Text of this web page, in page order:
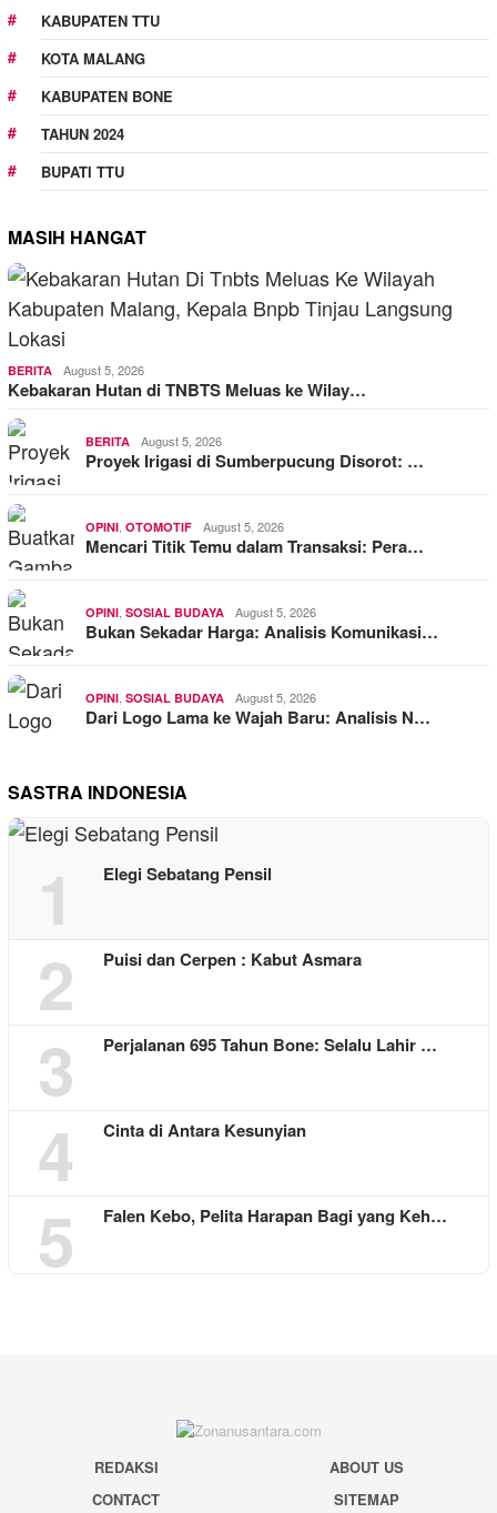
KABUPATEN TTU
KOTA MALANG
KABUPATEN BONE
TAHUN 2024
BUPATI TTU
MASIH HANGAT
BERITA August 5, 2026
Kebakaran Hutan di TNBTS Meluas ke Wilay…
BERITA August 5, 2026
Proyek Irigasi di Sumberpucung Disorot: …
OPINI, OTOMOTIF August 5, 2026
Mencari Titik Temu dalam Transaksi: Pera…
OPINI, SOSIAL BUDAYA August 5, 2026
Bukan Sekadar Harga: Analisis Komunikasi…
OPINI, SOSIAL BUDAYA August 5, 2026
Dari Logo Lama ke Wajah Baru: Analisis N…
SASTRA INDONESIA
1 Elegi Sebatang Pensil
2 Puisi dan Cerpen : Kabut Asmara
3 Perjalanan 695 Tahun Bone: Selalu Lahir …
4 Cinta di Antara Kesunyian
5 Falen Kebo, Pelita Harapan Bagi yang Keh…
REDAKSI
ABOUT US
CONTACT
SITEMAP